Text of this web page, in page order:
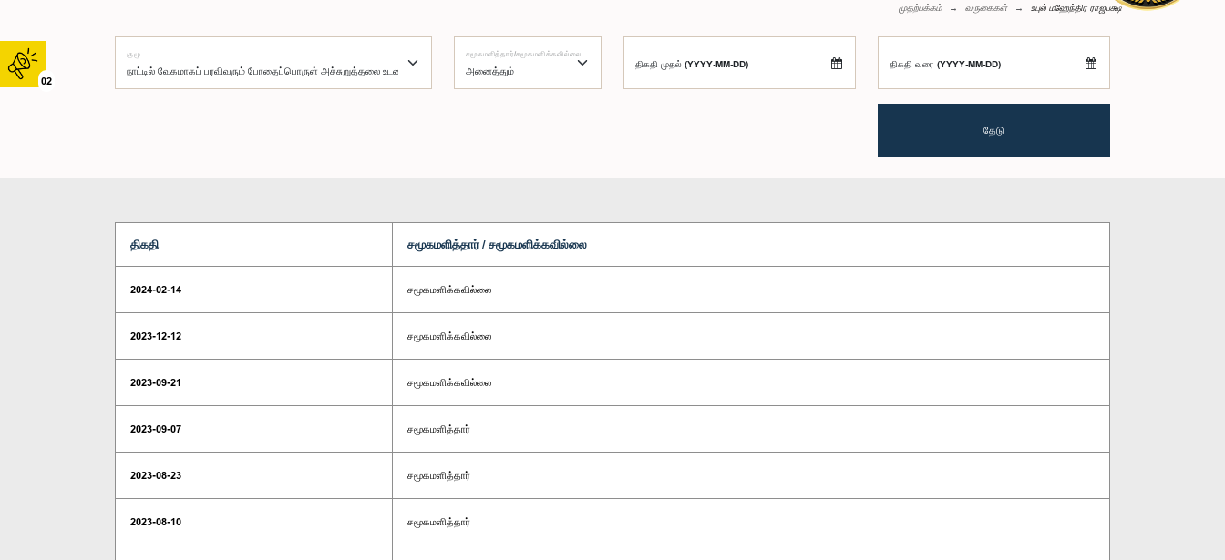
02
முதற்பக்கம் வருகைகள் உபுல் மஹேந்திர ராஜபக்ஷ
குழு சமூகமளித்தார்/சமூகமளிக்கவில்லை
திகதி முதல் (YYYY-MM-DD) திகதி வரை (YYYY-MM-DD)
தேடு
திகதி சமூகமளித்தார் / சமூகமளிக்கவில்லை
2024-02-14 சமூகமளிக்கவில்லை
2023-12-12 சமூகமளிக்கவில்லை
2023-09-21 சமூகமளிக்கவில்லை
2023-09-07 சமூகமளித்தார்
2023-08-23 சமூகமளித்தார்
2023-08-10 சமூகமளித்தார்